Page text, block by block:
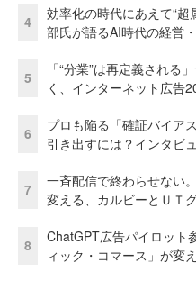
4
効率化の時代にあえて“
部氏が語るAI時代の経営
5
「“分業”は再定義される
く、インターネット広告
6
プロも陥る「確証バイア
引き出すには？インタビ
7
一斉配信で終わらせない
変える、カルビーとＵＴ
8
ChatGPT広告パイロッ
ィック・コマース」が変